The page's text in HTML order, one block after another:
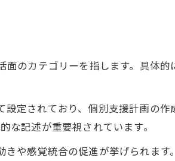
のカテゴリーを指します。具体的
定されており、個別支援計画の作
記述が重要視されています。
や感覚統合の促進が挙げられます